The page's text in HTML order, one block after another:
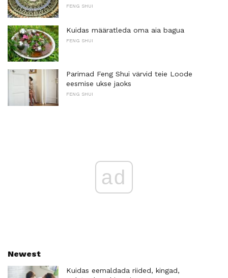
FENG SHUI
Kuidas määratleda oma aia bagua
FENG SHUI
Parimad Feng Shui värvid teie Loode
eesmise ukse jaoks
FENG SHUI
ad
Newest
Kuidas eemaldada riided, kingad,